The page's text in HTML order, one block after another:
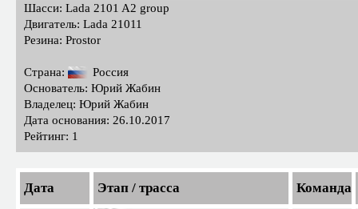
Шасси: Lada 2101 A2 group
Двигатель: Lada 21011
Резина: Prostor
Страна:
Россия
Основатель: Юрий Жабин
Владелец: Юрий Жабин
Дата основания: 26.10.2017
Рейтинг: 1
Дата Этап / трасса Команда